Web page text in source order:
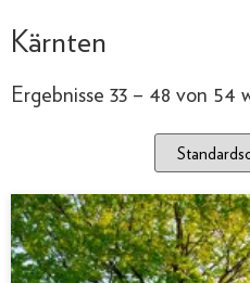
Kärnten
Ergebnisse 33 – 48 von 54